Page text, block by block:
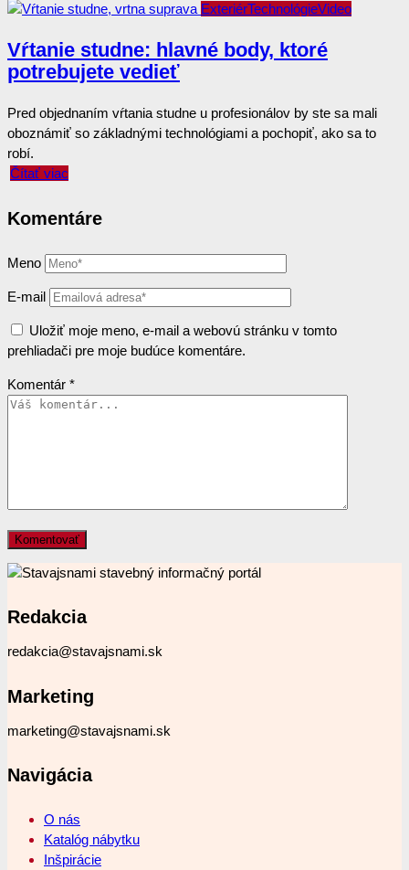
ExteriérTechnológieVideo
Vŕtanie studne: hlavné body, ktoré
potrebujete vedieť
Pred objednaním vŕtania studne u profesionálov by ste sa mali
oboznámiť so základnými technológiami a pochopiť, ako sa to
robí.
Čítať viac
Komentáre
Meno
E-mail
Uložiť moje meno, e-mail a webovú stránku v tomto
prehliadači pre moje budúce komentáre.
Komentár *
Redakcia
redakcia@stavajsnami.sk
Marketing
marketing@stavajsnami.sk
Navigácia
O nás
Katalóg nábytku
Inšpirácie